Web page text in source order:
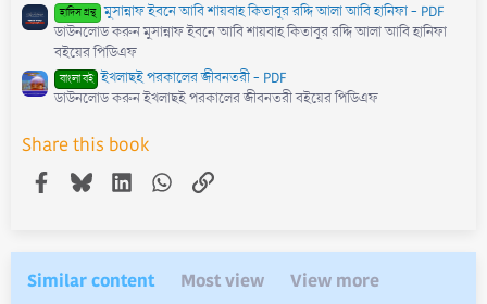
হাদিস গ্রন্থ মুসান্নাফ ইবনে আবি শায়বাহ কিতাবুর রদ্দি আলা আবি হানিফা - PDF
ডাউনলোড করুন মুসান্নাফ ইবনে আবি শায়বাহ কিতাবুর রদ্দি আলা আবি হানিফা
বইয়ের পিডিএফ
বাংলা বই ইখলাছই পরকালের জীবনতরী - PDF
ডাউনলোড করুন ইখলাছই পরকালের জীবনতরী বইয়ের পিডিএফ
Share this book
Facebook
BlueskyLinkedInWhatsApp
Link
Similar content Most view View more